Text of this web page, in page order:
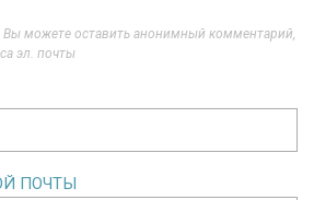
можете оставить анонимный комментарий,
эл. почты
ПОЧТЫ